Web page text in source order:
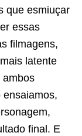
que esmiuçar
essas
filmagens,
latente
ambos
ensaiamos,
final. E